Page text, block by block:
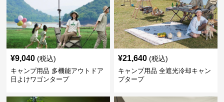
¥9,040 (税込)
キャンプ用品 多機能アウトドア
日よけワゴンタープ
¥21,640 (税込)
キャンプ用品 全遮光冷却キャン
プタープ